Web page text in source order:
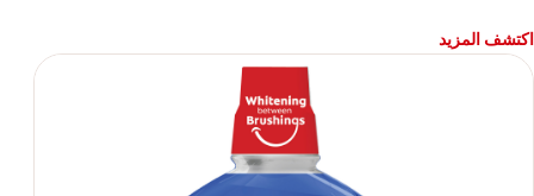
اكتشف المزيد